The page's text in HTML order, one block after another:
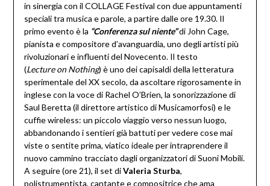
in sinergia con il COLLAGE Festival con due appuntamenti
speciali tra musica e parole, a partire dalle ore 19.30. Il
primo evento è la “Conferenza sul niente”di John Cage,
pianista e compositore d’avanguardia, uno degli artisti più
rivoluzionari e influenti del Novecento. Il testo
(LectureonNothing) è uno dei capisaldi della letteratura
sperimentale del XX secolo, da ascoltare rigorosamente in
inglese con la voce di Rachel O’Brien, la sonorizzazione di
Saul Beretta (il direttore artistico di Musicamorfosi) e le
cuffie wireless: un piccolo viaggio verso nessun luogo,
abbandonando i sentieri già battuti per vedere cose mai
viste o sentite prima, viatico ideale per intraprendere il
nuovo cammino tracciato dagli organizzatori di Suoni Mobili.
A seguire (ore 21), il set diValeria Sturba,
polistrumentista, cantante e compositrice che ama